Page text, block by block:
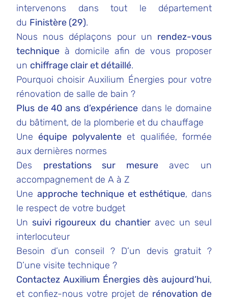
intervenons dans tout le département
du Finistère (29).
Nous nous déplaçons pour un rendez-vous
technique à domicile afin de vous proposer
un chiffrage clair et détaillé.
Pourquoi choisir Auxilium Énergies pour votre
rénovation de salle de bain ?
Plus de 40 ans d’expériencedans le domaine
du bâtiment, de la plomberie et du chauffage
Uneéquipe polyvalenteet qualifiée, formée
aux dernières normes
Des prestations sur mesureavec un
accompagnement de A à Z
Une approche technique et esthétique, dans
le respect de votre budget
Un suivi rigoureux du chantieravec un seul
interlocuteur
Besoin d’un conseil ? D’un devis gratuit ?
D’une visite technique ?
Contactez Auxilium Énergies dès aujourd’hui,
et confiez-nous votre projet de rénovation de